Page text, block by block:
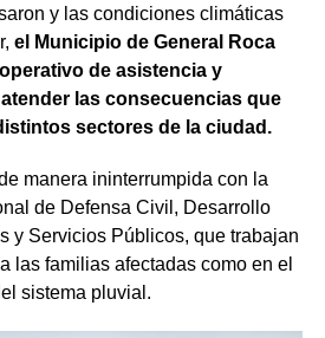
y las condiciones climáticas
el Municipio de General Roca
de asistencia y
las consecuencias que
sectores de la ciudad.
manera ininterrumpida con la
de Defensa Civil, Desarrollo
y Servicios Públicos, que trabajan
las familias afectadas como en el
sistema pluvial.